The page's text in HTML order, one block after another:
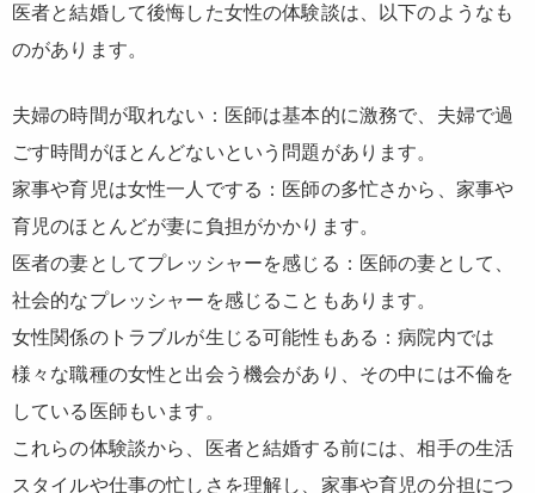
医者と結婚して後悔した女性の体験談は、以下のようなも
のがあります。
夫婦の時間が取れない：医師は基本的に激務で、夫婦で過
ごす時間がほとんどないという問題があります。
家事や育児は女性一人でする：医師の多忙さから、家事や
育児のほとんどが妻に負担がかかります。
医者の妻としてプレッシャーを感じる：医師の妻として、
社会的なプレッシャーを感じることもあります。
女性関係のトラブルが生じる可能性もある：病院内では
様々な職種の女性と出会う機会があり、その中には不倫を
している医師もいます。
これらの体験談から、医者と結婚する前には、相手の生活
スタイルや仕事の忙しさを理解し、家事や育児の分担につ